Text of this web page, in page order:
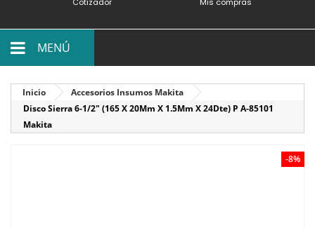
MENÚ
Inicio
Accesorios Insumos Makita
Disco Sierra 6-1/2" (165 X 20Mm X 1.5Mm X 24Dte) P A-85101
Makita
-8%